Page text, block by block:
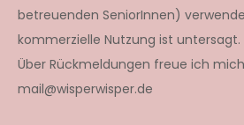
betreuenden SeniorInnen)
kommerzielle Nutzung ist untersagt.
Über Rückmeldungen freue ich
mail@wisperwisper.de